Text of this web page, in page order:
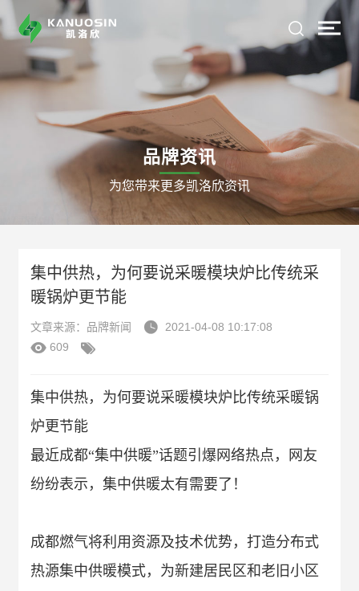
品牌资讯
为您带来更多凯洛欣资讯
集中供热，为何要说采暖模块炉比传统采
暖锅炉更节能
文章来源：品牌新闻  2021-04-08 10:17:08
 609 
集中供热，为何要说采暖模块炉 比传统采暖锅
炉更节能
最近成都“集中供暖”话题引爆网络热点，网友
纷纷表示，集中供暖太有需要了！
成都燃气将利用资源及技术优势，打造分布式
热源集中供暖模式，为新建居民区和老旧小区